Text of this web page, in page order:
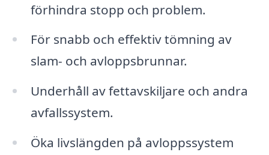
förhindra stopp och problem.
För snabb och effektiv tömning av
slam- och avloppsbrunnar.
Underhåll av fettavskiljare och andra
avfallssystem.
Öka livslängden på avloppssystem